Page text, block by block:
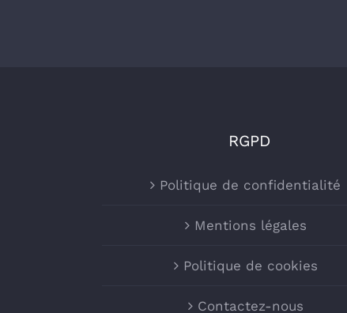
RGPD
Politique de confidentialité
Mentions légales
Politique de cookies
Contactez-nous